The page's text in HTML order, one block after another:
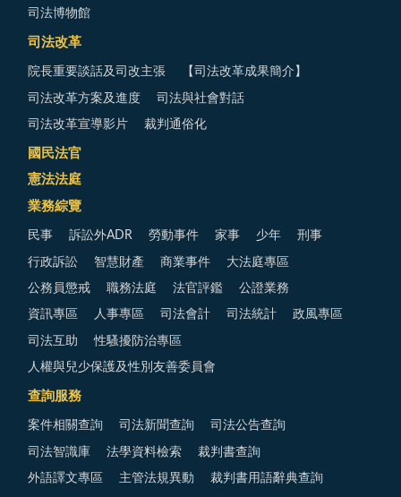
司法博物館
司法改革
院長重要談話及司改主張 【司法改革成果簡介】
司法改革方案及進度 司法與社會對話
司法改革宣導影片 裁判通俗化
國民法官
憲法法庭
業務綜覽
民事 訴訟外ADR 勞動事件 家事 少年 刑事
行政訴訟 智慧財產 商業事件 大法庭專區
公務員懲戒 職務法庭 法官評鑑 公證業務
資訊專區 人事專區 司法會計 司法統計 政風專區
司法互助 性騷擾防治專區
人權與兒少保護及性別友善委員會
查詢服務
案件相關查詢 司法新聞查詢 司法公告查詢
司法智識庫 法學資料檢索 裁判書查詢
外語譯文專區 主管法規異動 裁判書用語辭典查詢